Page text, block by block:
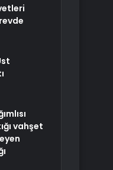
vahşet